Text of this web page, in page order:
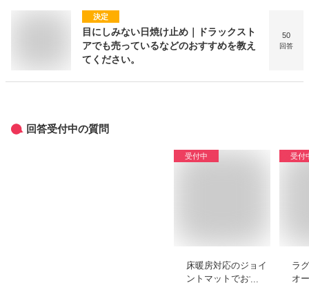
決定
目にしみない日焼け止め｜ドラックスト
アでも売っているなどのおすすめを教え
てください。
50
回答
回答受付中の質問
受付中
床暖房対応のジョイ
ントマットでおすす
受付
ラ
オ